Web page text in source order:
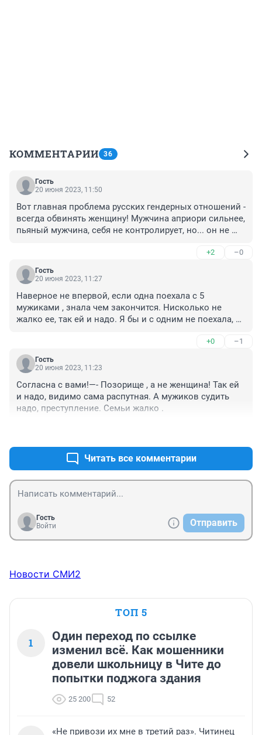
КОММЕНТАРИИ 36
Гость
20 июня 2023, 11:50
Вот главная проблема русских гендерных отношений -
всегда обвинять женщину! Мужчина априори сильнее,
пьяный мужчина, себя не контролирует, но... он не
несколько... это ужас какой-то. Если пострадавшая
видела их только трезвыми, и не знала, какими
сволочами они станут пьяные, то не надо обвинять
+2 –0
Гость
20 июня 2023, 11:27
Наверное не впервой, если одна поехала с 5
мужиками , знала чем закончится. Нисколько не
жалко ее, так ей и надо. Я бы и с одним не поехала, а
пусть думает о своём поведении. Позор таким
женщинам!!!
+0 –1
Гость
20 июня 2023, 11:23
Согласна с вами!—- Позорище , а не женщина! Так ей
и надо, видимо сама распутная. А мужиков судить
надо, преступление. Семьи жалко .
Читать все комментарии
Гость
Войти
Отправить
Новости СМИ2
ТОП 5
1
Один переход по ссылке
изменил всё. Как мошенники
довели школьницу в Чите до
попытки поджога здания
25 200 52
«Не привози их мне в третий раз». Читинец